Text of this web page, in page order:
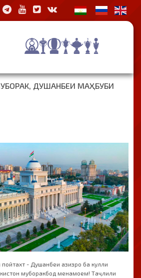
ДУШАНБЕИ МАҲБУБИ
- Душанбеи азизро ба кулли
муборакбод менамоем! Таҷлили